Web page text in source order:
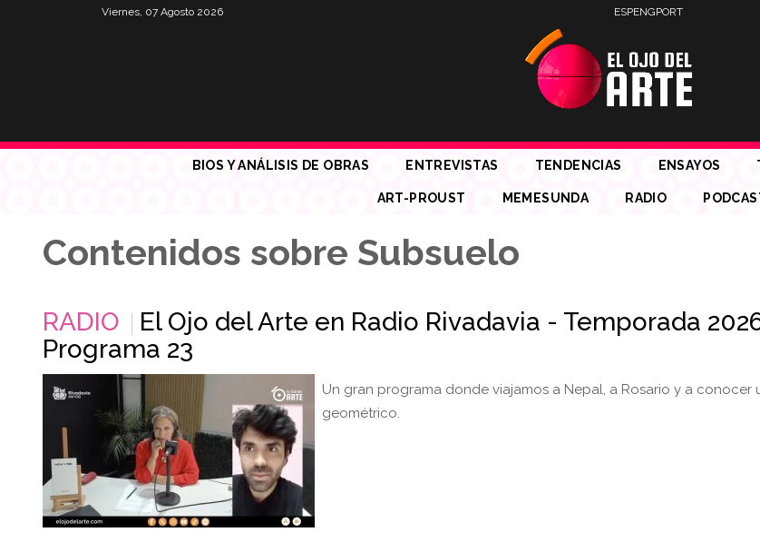
Viernes, 07 Agosto 2026 ESPENGPORT
BIOS Y ANÁLISIS DE OBRAS ENTREVISTAS TENDENCIAS ENSAYOS
ART-PROUST MEMESUNDA RADIO
Contenidos sobre Subsuelo
RADIO
El Ojo del Arte en Radio Rivadavia - Temporada
Programa 23
Un gran programa donde viajamos a Nepal, a Rosario y a conocer
geométrico.